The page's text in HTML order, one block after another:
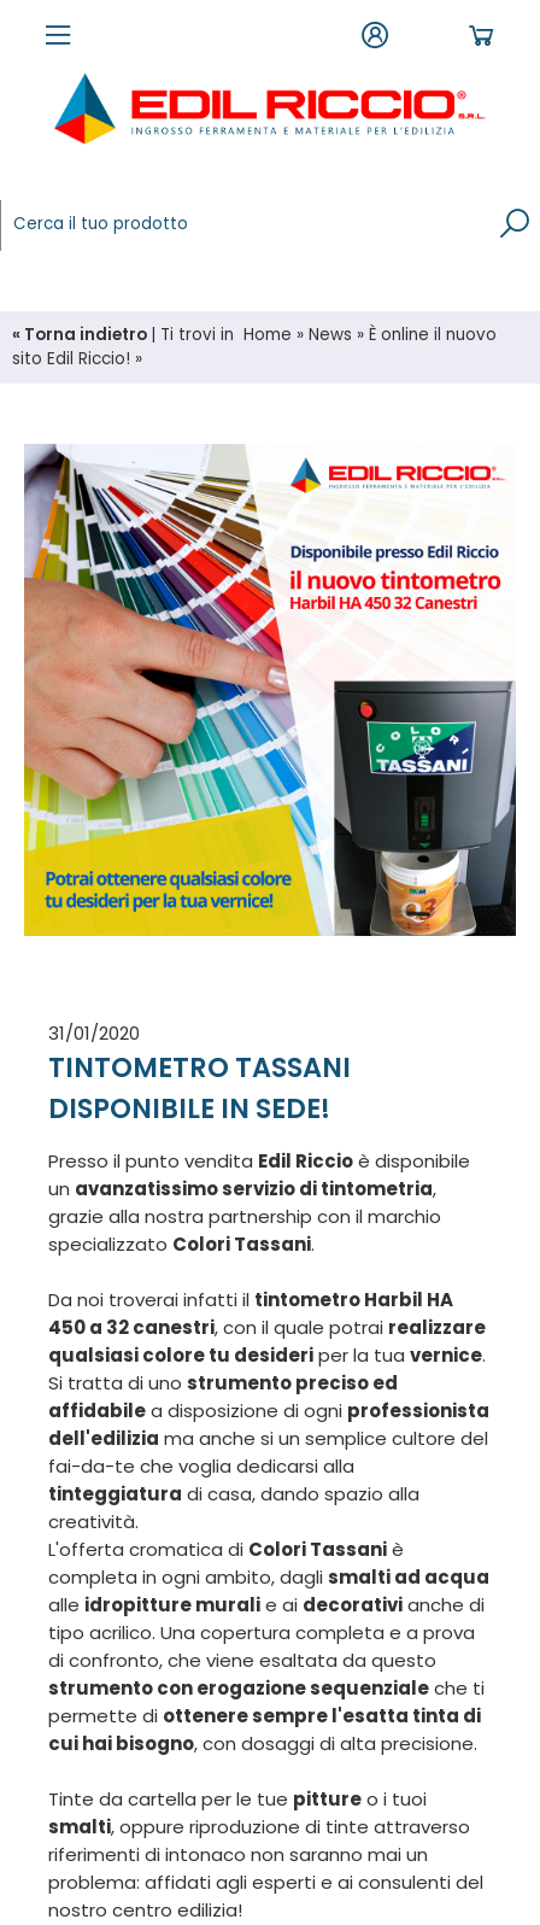
« Torna indietro Ti trovi in Home » News » È online il nuovo
sito Edil Riccio! »
31/01/2020
TINTOMETRO TASSANI
DISPONIBILE IN SEDE!
Presso il punto vendita Edil Riccioè disponibile
un avanzatissimo servizio di tintometria,
grazie alla nostra partnership con il marchio
specializzato Colori Tassani.
Da noi troverai infatti il tintometro Harbil HA
450 a 32 canestri, con il quale potrai realizzare
qualsiasi colore tu desideriper la tua vernice.
Si tratta di uno strumento preciso ed
affidabilea disposizione di ogni professionista
dell'edilizia ma anche si un semplice cultore del
fai-da-te che voglia dedicarsi alla
tinteggiatura di casa, dando spazio alla
creatività.
L'offerta cromatica di Colori Tassaniè
completa in ogni ambito, dagli smalti ad acqua
alle idropitture muralie ai decorativianche di
tipo acrilico. Una copertura completa e a prova
di confronto, che viene esaltata da questo
strumento con erogazione sequenzialeche ti
permette di ottenere sempre l'esatta tinta di
cui hai bisogno, con dosaggi di alta precisione.
Tinte da cartella per le tue pittureo i tuoi
smalti, oppure riproduzione di tinte attraverso
riferimenti di intonaco non saranno mai un
problema: affidati agli esperti e ai consulenti del
nostro centro edilizia!